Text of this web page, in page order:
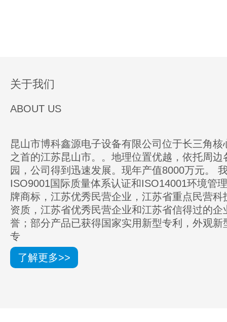
关于我们
ABOUT US
昆山市博科鑫源电子设备有限公司位于长三角核
之首的江苏昆山市。。地理位置优越，依托周边
园，公司得到迅速发展。现年产值8000万元。
ISO9001国际质量体系认证和ISO14001环境管
牌商标，江苏优秀民营企业，江苏省重点民营科
资质，江苏省优秀民营企业和江苏省信得过的企
誉；部分产品已获得国家实用新型专利，外观新
专
了解更多>>